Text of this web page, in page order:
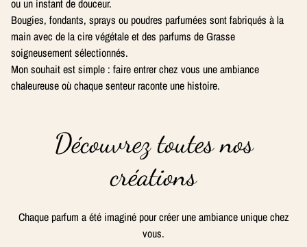
ou un instant de douceur.
Bougies, fondants, sprays ou poudres parfumées sont fabriqués à la
main avec de la cire végétale et des parfums de Grasse
soigneusement sélectionnés.
Mon souhait est simple : faire entrer chez vous une ambiance
chaleureuse où chaque senteur raconte une histoire.
Découvrez toutes nos
créations
Chaque parfum a été imaginé pour créer une ambiance unique chez
vous.